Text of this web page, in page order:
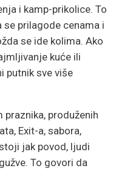
i kamp-prikolice. To
se prilagode cenama i
se ide kolima. Ako
kuće ili
putnik sve više
produženih
Exit-a, sabora,
jak povod, ljudi
To govori da